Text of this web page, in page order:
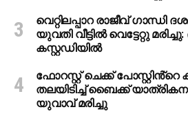
വെറ്റിലപ്പാറ രാജീവ് ഗാന്ധി
യുവതി വീട്ടിൽ വെട്ടേറ്റു
കസ്റ്റഡിയിൽ
ഫോറസ്റ്റ് ചെക്ക്
തലയിടിച്ച് ബൈക്ക്
യുവാവ് മരിച്ചു